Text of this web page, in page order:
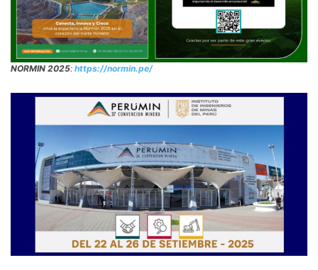
NORMIN 2025: https://normin.pe/